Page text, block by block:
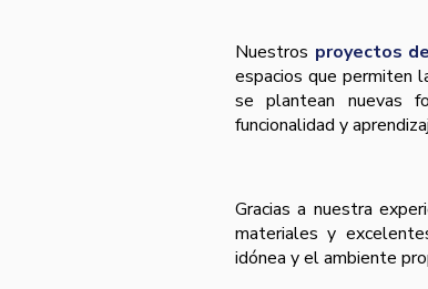
Nuestros proyectos
espacios que permiten
se plantean nuevas
funcionalidad y
Gracias a nuestra
materiales y
idónea y el ambiente